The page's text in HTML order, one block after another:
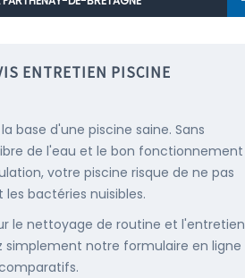
ENTRETIEN PISCINE
base d'une piscine saine. Sans
de l'eau et le bon fonctionnement
votre piscine risque de ne pas
bactéries nuisibles.
le nettoyage de routine et l'entretien
simplement notre formulaire en ligne